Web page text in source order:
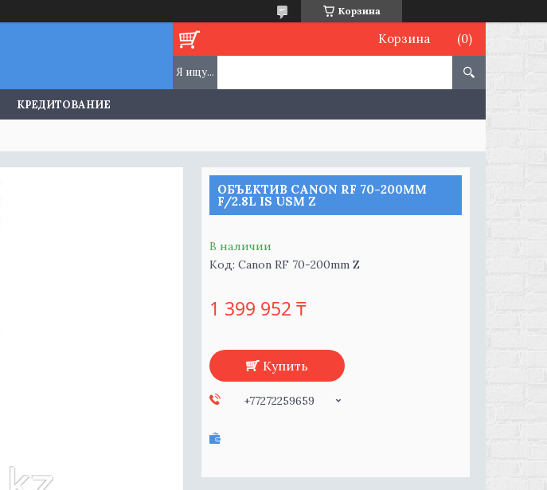
Корзина
Корзина
КРЕДИТОВАНИЕ
ОБЪЕКТИВ CANON RF 70-200MM
F/2.8L IS USM Z
В наличии
Код: Canon RF 70-200mm Z
1 399 952 ₸
Купить
+77272259659